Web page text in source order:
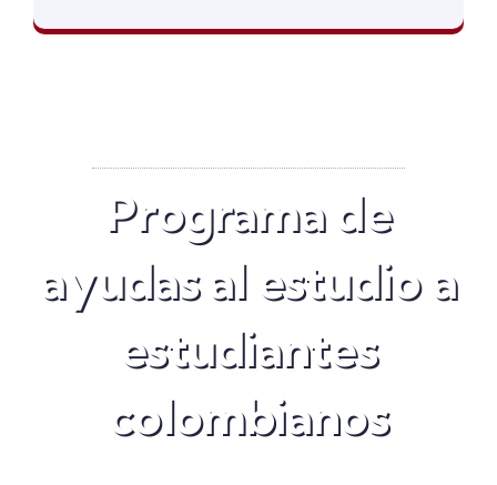
Programa de
ayudas al estudio a
estudiantes
colombianos